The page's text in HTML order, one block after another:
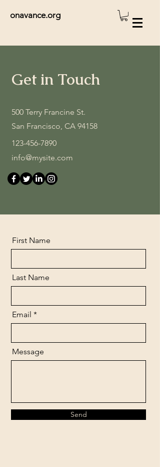
onavance.org
Get in Touch
500 Terry Francine St.
San Francisco, CA 94158
123-456-7890
info@mysite.com
First Name
Last Name
Email
Message
Send